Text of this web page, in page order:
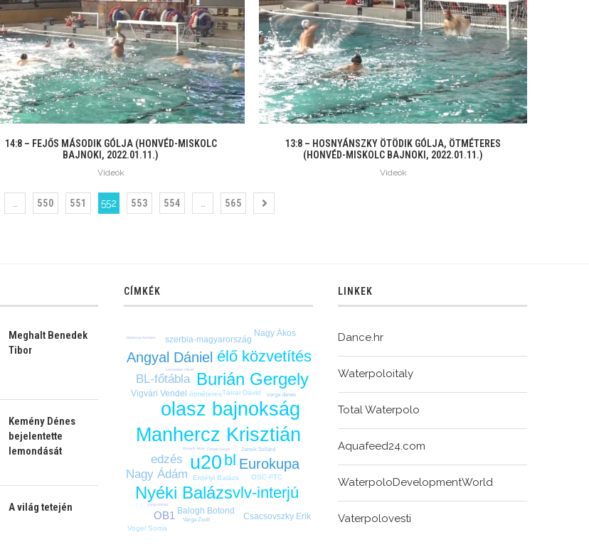
14:8 – FEJŐS MÁSODIK GÓLJA (HONVÉD-MISKOLC
BAJNOKI, 2022.01.11.)
Videók
13:8 – HOSNYÁNSZKY ÖTÖDIK GÓLJA, ÖTMÉTERES
(HONVÉD-MISKOLC BAJNOKI, 2022.01.11.)
Videók
… 550 551 552 553 554 … 565
Meghalt Benedek
Tibor
Kemény Dénes
bejelentette
lemondását
A világ tetején
CÍMKÉK
Manhercz Krisztián
olasz bajnokság
u20
Burián Gergely
Nyéki Balázs
bl
vlv-interjú
élő közvetítés
Angyal Dániel
Eurokupa
BL-főtábla
edzés
Nagy Ádám
OB1 Balogh Botond
Csacsovszky Erik
Nagy Ákos
szerbia-magyarország
Vigvári Vendel
Erdélyi Balázs OSC-FTC
Tátrai Dávid
Vogel Soma
ötméteres
Jansik Szilárd
varga dénes
Varga Zsolt
Fekete Gergő
Konarik Ákos
Leinweber Olivér
Madaras Norbert
varga dániel
LINKEK
Dance.hr
Waterpoloitaly
Total Waterpolo
Aquafeed24.com
WaterpoloDevelopmentWorld
Vaterpolovesti